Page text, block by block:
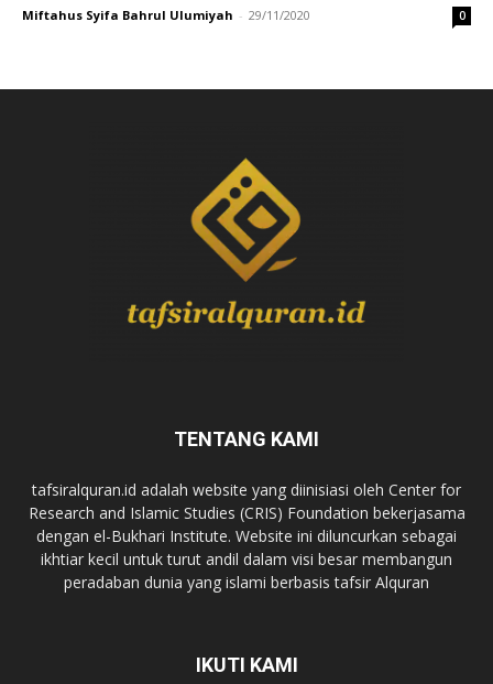
Miftahus Syifa Bahrul Ulumiyah - 29/11/2020 0
TENTANG KAMI
tafsiralquran.id adalah website yang diinisiasi oleh Center for
Research and Islamic Studies (CRIS) Foundation bekerjasama
dengan el-Bukhari Institute. Website ini diluncurkan sebagai
ikhtiar kecil untuk turut andil dalam visi besar membangun
peradaban dunia yang islami berbasis tafsir Alquran
IKUTI KAMI